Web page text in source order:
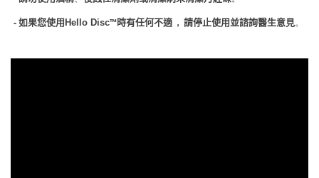
-如果您使用 Hello Disc™時有任何不適 ， 請停止使用並諮詢醫生意見。